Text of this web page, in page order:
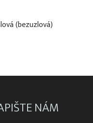
(bezuzlová)
NÁM